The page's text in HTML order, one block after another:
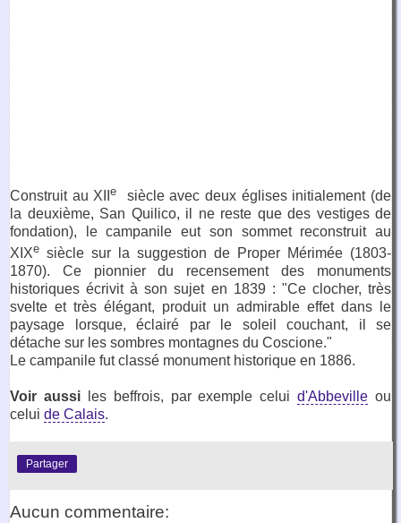
Construit au XIIe siècle avec deux églises initialement (de
la deuxième, San Quilico, il ne reste que des vestiges de
fondation), le campanile eut son sommet reconstruit au
XIXe siècle sur la suggestion de Proper Mérimée (1803-
1870). Ce pionnier du recensement des monuments
historiques écrivit à son sujet en 1839 : "Ce clocher, très
svelte et très élégant, produit un admirable effet dans le
paysage lorsque, éclairé par le soleil couchant, il se
détache sur les sombres montagnes du Coscione."
Le campanile fut classé monument historique en 1886.
Voir aussiles beffrois, par exemple celuid'Abbeville ou
celui de Calais.
Partager
Aucun commentaire: